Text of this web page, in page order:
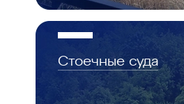
Стоечные суда